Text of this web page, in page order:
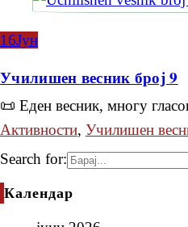
16Јун
Училишен весник број 9
📜 Еден весник, многу
Активности, Училишен
Search for:
Календар